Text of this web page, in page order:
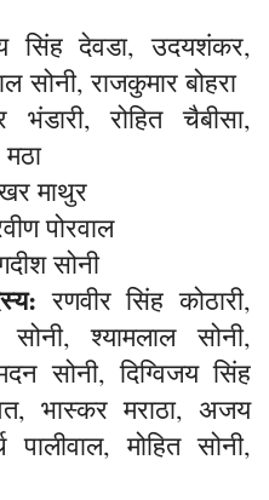
सिंह देवडा, उदयशंकर,
सोनी, राजकुमार बोहरा
भंडारी, रोहित चैबीसा,
माथुर
पोरवाल
सोनी
रणवीर सिंह कोठारी,
श्यामलाल सोनी,
सोनी, दिग्विजय सिंह
भास्कर मराठा, अजय
मोहित सोनी,